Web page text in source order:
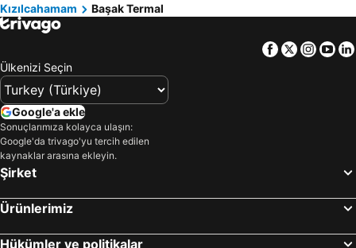
Kızılcahamam
Başak Termal
Facebook
Twitter
Ülkenizi Seçin
Google'a ekle
Sonuçlarımıza kolayca ulaşın:
Google'da trivago'yu tercih edilen
kaynaklar arasına ekleyin.
Şirket
Ürünlerimiz
Hükümler ve politikalar